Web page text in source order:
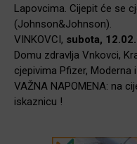
Lapovcima. Cijepit će se
(Johnson&Johnson).
VINKOVCI, subota,
Domu zdravlja Vnkovci,
cjepivima Pfizer,
VAŽNA NAPOMENA: na
iskaznicu !